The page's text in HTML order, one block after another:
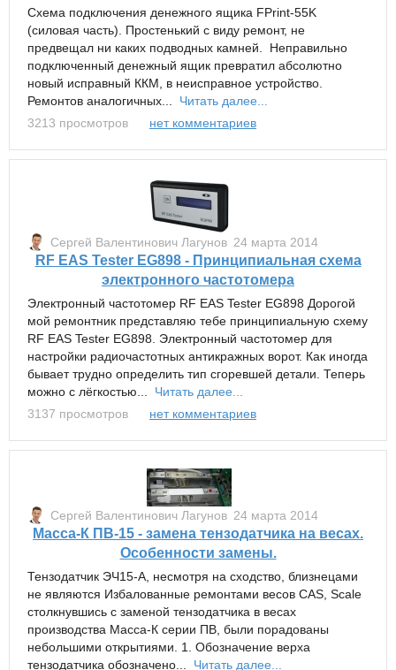
Схема подключения денежного ящика FPrint-55K
(силовая часть). Простенький с виду ремонт, не
предвещал ни каких подводных камней. Неправильно
подключенный денежный ящик превратил абсолютно
новый исправный ККМ, в неисправное устройство.
Ремонтов аналогичных... Читать далее...
3213 просмотров
нет комментариев
Сергей Валентинович Лагунов 24 марта 2014
RF EAS Tester EG898 - Принципиальная схема
электронного частотомера
Электронный частотомер RF EAS Tester EG898 Дорогой
мой ремонтник представляю тебе принципиальную схему
RF EAS Tester EG898. Электронный частотомер для
настройки радиочастотных антикражных ворот. Как иногда
бывает трудно определить тип сгоревшей детали. Теперь
можно с лёгкостью... Читать далее...
3137 просмотров
нет комментариев
Сергей Валентинович Лагунов 24 марта 2014
Масса-К ПВ-15 - замена тензодатчика на весах.
Особенности замены.
Тензодатчик ЭЧ15-А, несмотря на сходство, близнецами
не являются Избалованные ремонтами весов CAS, Scale
столкнувшись с заменой тензодатчика в весах
производства Масса-К серии ПВ, были порадованы
небольшими открытиями. 1. Обозначение верха
тензодатчика обозначено... Читать далее...